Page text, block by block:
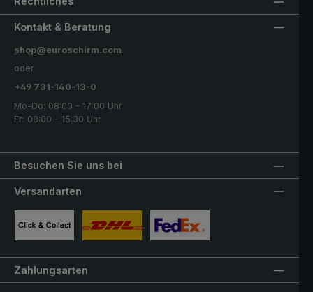
Besuchen Sie uns bei
Kontakt & Beratung
shop@euroschirm.com
oder
+49 731-140-13-0
Mo-Do: 08:00 - 17:00 Uhr
Fr: 08:00 - 15:30 Uhr
Versandarten
Zahlungsarten